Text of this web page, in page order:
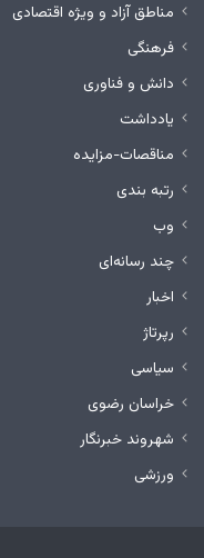
مناطق آزاد و ویژه اقتصادی
فرهنگی
دانش و فناوری
یادداشت
مناقصات-مزایده
رتبه بندی
وب
چند رسانه‌ای
اخبار
رپرتاژ
سیاسی
خراسان رضوی
شهروند خبرنگار
ورزشی